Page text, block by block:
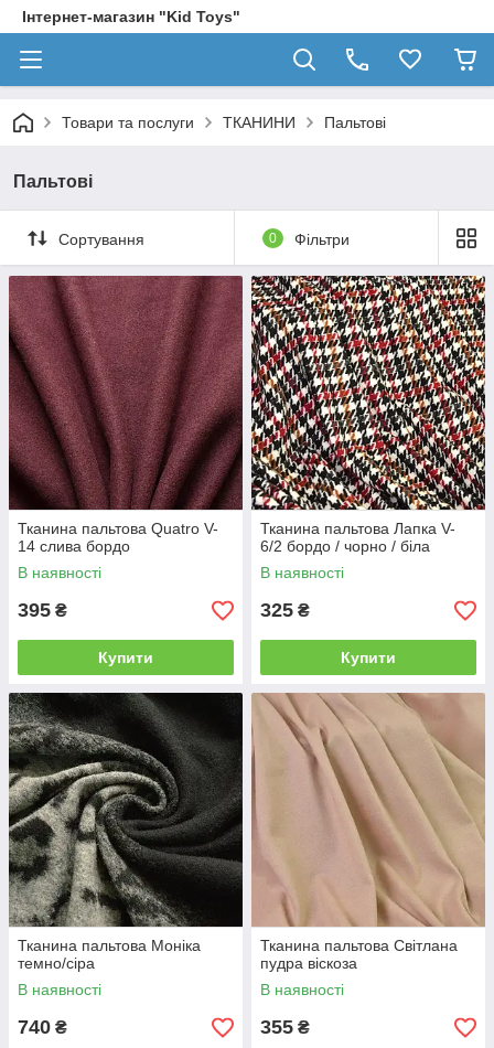
Інтернет-магазин "Kid Toys"
Товари та послуги ТКАНИНИ Пальтові
Пальтові
Сортування 0 Фільтри
Тканина пальтова Quatro V-
14 слива бордо
В наявності
395 ₴
Купити
Тканина пальтова Лапка V-
6/2 бордо / чорно / біла
В наявності
325 ₴
Купити
Тканина пальтова Моніка
темно/сіра
В наявності
740 ₴
Тканина пальтова Світлана
пудра віскоза
В наявності
355 ₴